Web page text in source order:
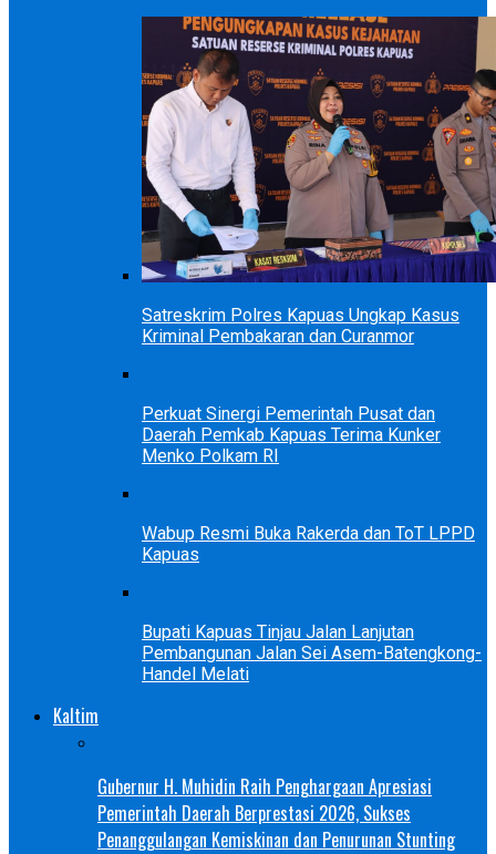
Satreskrim Polres Kapuas Ungkap Kasus
Kriminal Pembakaran dan Curanmor
Perkuat Sinergi Pemerintah Pusat dan
Daerah Pemkab Kapuas Terima Kunker
Menko Polkam RI
Wabup Resmi Buka Rakerda dan ToT LPPD
Kapuas
Bupati Kapuas Tinjau Jalan Lanjutan
Pembangunan Jalan Sei Asem-Batengkong-
Handel Melati
Kaltim
Gubernur H. Muhidin Raih Penghargaan Apresiasi
Pemerintah Daerah Berprestasi 2026, Sukses
Penanggulangan Kemiskinan dan Penurunan Stunting